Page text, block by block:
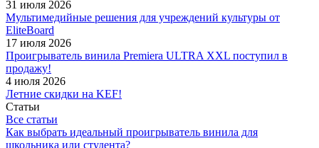
31 июля 2026
Мультимедийные решения для учреждений культуры от
EliteBoard
17 июля 2026
Проигрыватель винила Premiera ULTRA XXL поступил в
продажу!
4 июля 2026
Летние скидки на KEF!
Статьи
Все статьи
Как выбрать идеальный проигрыватель винила для
школьника или студента?